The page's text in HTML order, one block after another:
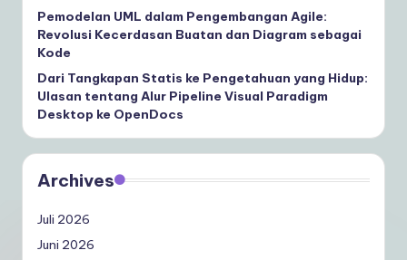
Pemodelan UML dalam Pengembangan Agile:
Revolusi Kecerdasan Buatan dan Diagram sebagai
Kode
Dari Tangkapan Statis ke Pengetahuan yang Hidup:
Ulasan tentang Alur Pipeline Visual Paradigm
Desktop ke OpenDocs
Archives
Juli 2026
Juni 2026